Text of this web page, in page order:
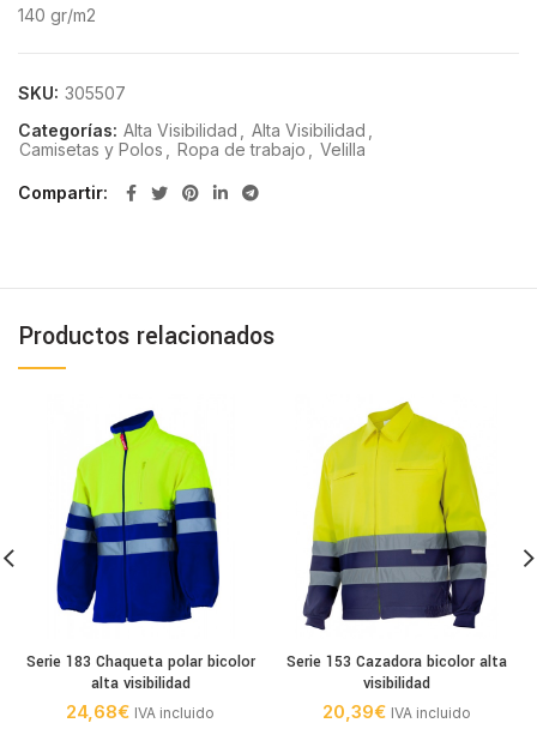
140 gr/m2
SKU: 305507
Categorías: Alta Visibilidad Alta Visibilidad
Camisetas y Polos
Ropa de trabajo Velilla
Compartir
Productos relacionados
Serie 183 Chaqueta polar bicolor
alta visibilidad
24,68€ IVA incluido
Serie 153 Cazadora bicolor alta
visibilidad
20,39€ IVA incluido